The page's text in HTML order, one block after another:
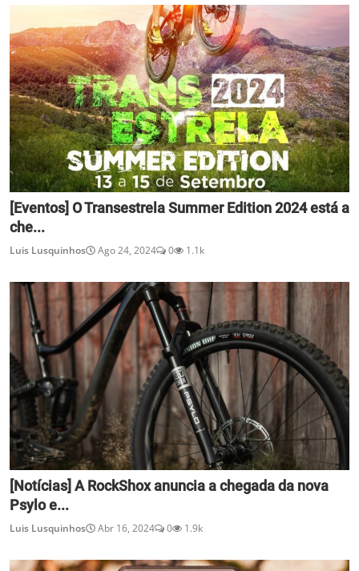
[Eventos] O Transestrela Summer Edition 2024 está a
che...
Luis Lusquinhos Ago 24, 2024 0 1.1k
[Notícias] A RockShox anuncia a chegada da nova
Psylo e...
Luis Lusquinhos Abr 16, 2024 0 1.9k